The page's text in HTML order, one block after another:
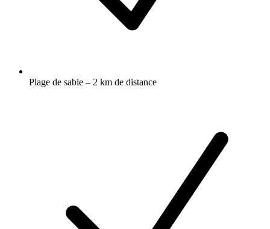
Plage de sable – 2 km de distance